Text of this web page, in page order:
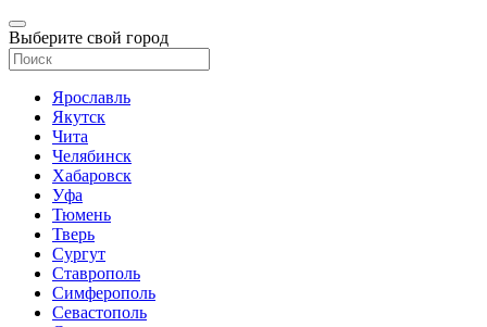
Выберите свой город
Ярославль
Якутск
Чита
Челябинск
Хабаровск
Уфа
Тюмень
Тверь
Сургут
Ставрополь
Симферополь
Севастополь